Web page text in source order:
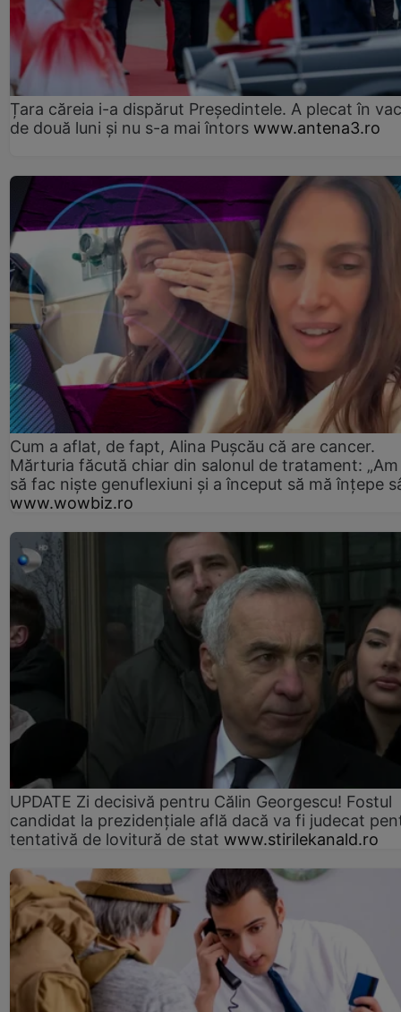
Țara căreia i-a dispărut Președintele. A plecat în
de două luni și nu s-a mai întors www.antena3.ro
Cum a aflat, de fapt, Alina Pușcău că are cancer.
Mărturia făcută chiar din salonul de tratament:
să fac niște genuflexiuni și a început să mă înțepe
www.wowbiz.ro
UPDATE Zi decisivă pentru Călin Georgescu! Fostul
candidat la prezidențiale află dacă va fi judecat
tentativă de lovitură de stat www.stirilekanald.ro